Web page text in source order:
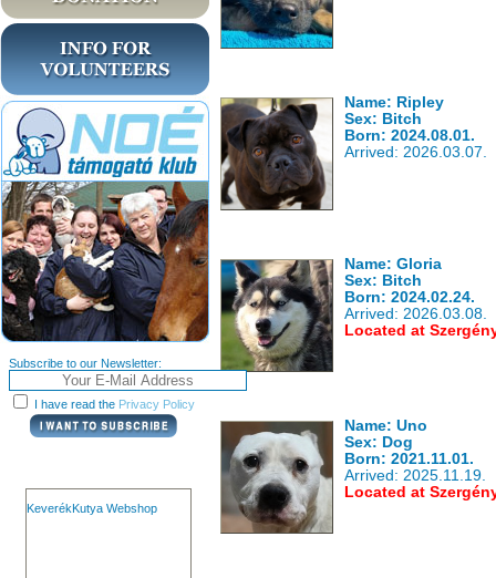
Subscribe to our Newsletter:
I have read the Privacy Policy
KeverékKutya Webshop
Name: Ripley
Sex: Bitch
Born: 2024.08.01.
Arrived: 2026.03.07.
Name: Gloria
Sex: Bitch
Born: 2024.02.24.
Arrived: 2026.03.08.
Located at
Name: Uno
Sex: Dog
Born: 2021.11.01.
Arrived: 2025.11.19.
Located at